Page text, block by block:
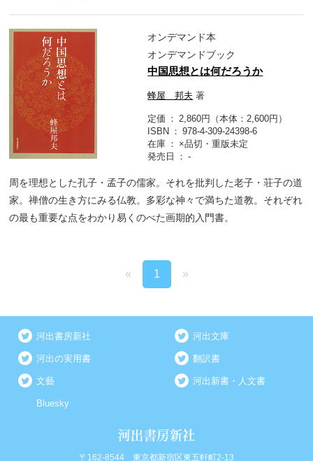
オンデマンド本
オンデマンドブック
中国思想とは何だろうか
蜂屋 邦夫 著
定価
2,860円（本体：2,600円）
ISBN
978-4-309-24398-6
在庫
×品切・重版未定
発売日
-
周を理想とした孔子・孟子の儒家。それを批判した老子・荘子の道
家。禅僧の生き方にみる仏教。多彩な神々で満ちた道教。それぞれ
の最も重要な点をわかり易くのべた画期的入門書。
« 1 »
河出書房新社 河出文庫
河出の実用書 翻訳書
文藝 河出新書・人文書
Bluesky
〒162-8544 東京都新宿区東五軒町2-13